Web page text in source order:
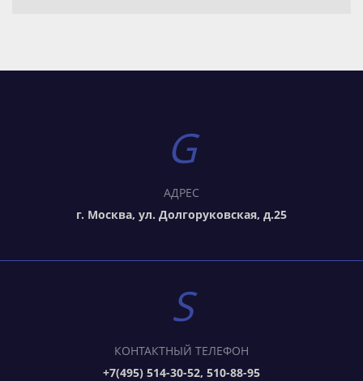
АДРЕС
г. Москва, ул. Долгоруковская, д.25
КОНТАКТНЫЙ ТЕЛЕФОН
+7(495) 514-30-52, 510-88-95